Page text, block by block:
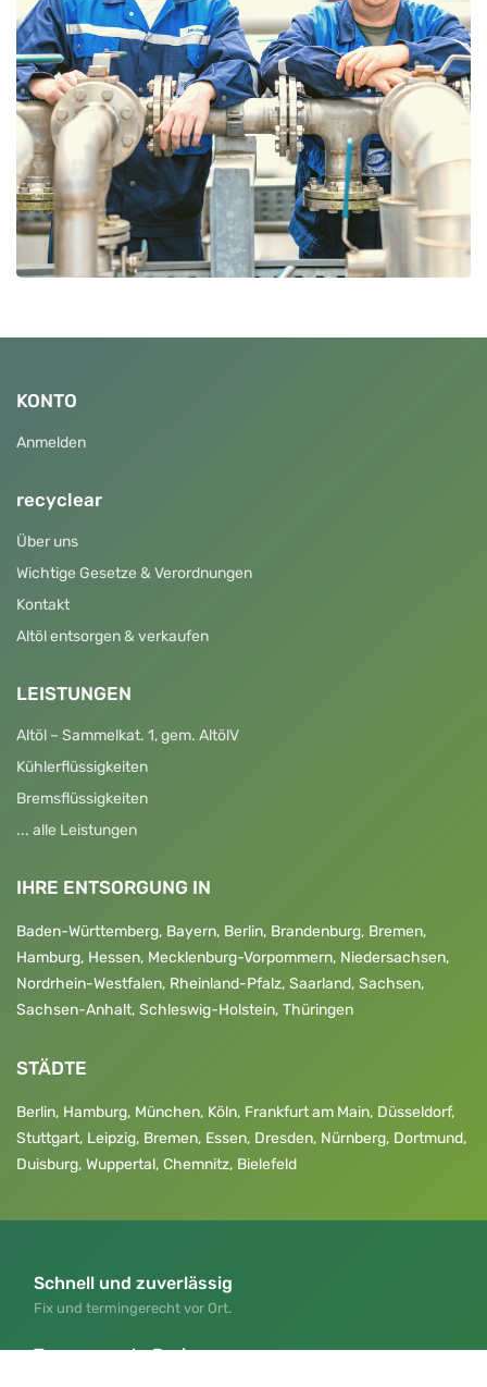
KONTO
Anmelden
recyclear
Über uns
Wichtige Gesetze & Verordnungen
Kontakt
Altöl entsorgen & verkaufen
LEISTUNGEN
Altöl – Sammelkat. 1, gem. AltölV
Kühlerflüssigkeiten
Bremsflüssigkeiten
... alle Leistungen
IHRE ENTSORGUNG IN
Baden-Württemberg, Bayern, Berlin, Brandenburg, Bremen,
Hamburg, Hessen, Mecklenburg-Vorpommern, Niedersachsen,
Nordrhein-Westfalen, Rheinland-Pfalz, Saarland, Sachsen,
Sachsen-Anhalt, Schleswig-Holstein, Thüringen
STÄDTE
Berlin, Hamburg, München, Köln, Frankfurt am Main, Düsseldorf,
Stuttgart, Leipzig, Bremen, Essen, Dresden, Nürnberg, Dortmund,
Duisburg, Wuppertal, Chemnitz, Bielefeld
Schnell und zuverlässig
Fix und termingerecht vor Ort.
Transparente Preise